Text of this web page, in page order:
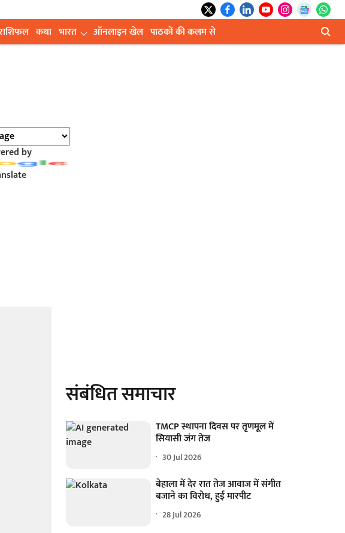
कथा भारत ऑनलाइन खेल पाठकों की कलम से
by
संबंधित समाचार
TMCP स्थापना दिवस पर तृणमूल में
सियासी जंग तेज
30 Jul 2026
बेहाला में देर रात तेज आवाज में संगीत
बजाने का विरोध, हुई मारपीट
28 Jul 2026